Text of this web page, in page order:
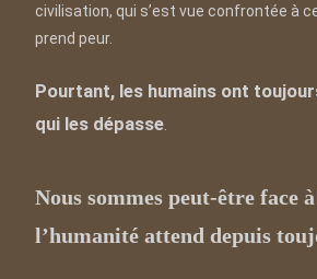
civilisation, qui s’est vue confrontée à
prend peur.
Pourtant, les humains ont
qui les dépasse
Nous sommes peut-être face
l’humanité attend depuis